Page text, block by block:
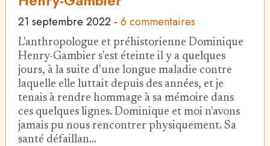
21 septembre 2022- 6 commentaires
L'anthropologue et préhistorienne Dominique
Henry-Gambier s'est éteinte il y a quelques
jours, à la suite d'une longue maladie contre
laquelle elle luttait depuis des années, et je
tenais à rendre hommage à sa mémoire dans
ces quelques lignes. Dominique et moi n'avons
jamais pu nous rencontrer physiquement. Sa
santé défaillan…